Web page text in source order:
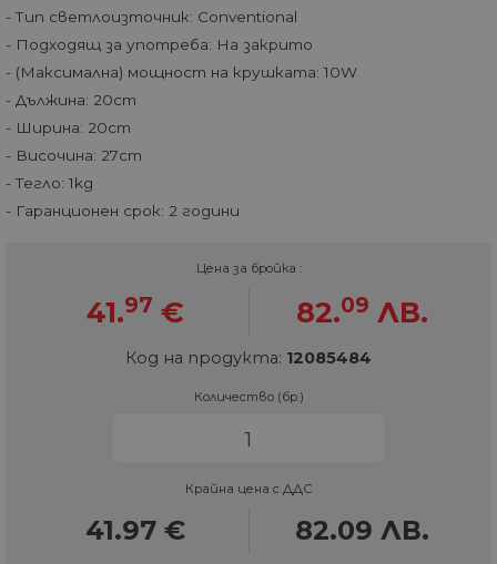
- Тип светлоизточник: Conventional
- Подходящ за употреба: На закрито
- (Максимална) мощност на крушката: 10W
- Дължина: 20cm
- Ширина: 20cm
- Височина: 27cm
- Тегло: 1kg
- Гаранционен срок: 2 години
Цена за бройка :
41.97 € 82.09 ЛВ.
Код на продукта: 12085484
Количество (бр.)
Крайна цена с ДДС
41.97 € 82.09 ЛВ.